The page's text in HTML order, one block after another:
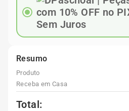
Resumo
Produto
Receba em Casa
Total: